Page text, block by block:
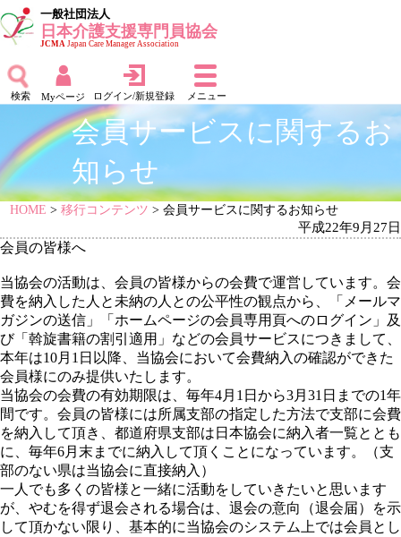
一般社団法人
日本介護支援専門員協会
JCMAJapan Care Manager Association
検索 Myページ ログイン/新規登録 メニュー
会員サービスに関するお
知らせ
HOME >移行コンテンツ > 会員サービスに関するお知らせ
平成22年9月27日
会員の皆様へ
当協会の活動は、会員の皆様からの会費で運営しています。会
費を納入した人と未納の人との公平性の観点から、「メールマ
ガジンの送信」「ホームページの会員専用頁へのログイン」及
び「斡旋書籍の割引適用」などの会員サービスにつきまして、
本年は10月1日以降、当協会において会費納入の確認ができた
会員様にのみ提供いたします。
当協会の会費の有効期限は、毎年4月1日から3月31日までの1年
間です。会員の皆様には所属支部の指定した方法で支部に会費
を納入して頂き、都道府県支部は日本協会に納入者一覧ととも
に、毎年6月末までに納入して頂くことになっています。（支
部のない県は当協会に直接納入）
一人でも多くの皆様と一緒に活動をしていきたいと思います
が、やむを得ず退会される場合は、退会の意向（退会届）を示
して頂かない限り、基本的に当協会のシステム上では会員とし